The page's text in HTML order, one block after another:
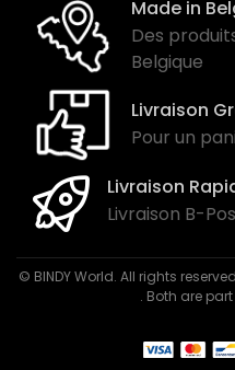
Made in
Des
Belgique
Livraison
Pour un
Livraison
Livraison B-
© BINDY World. All rights
. Both are